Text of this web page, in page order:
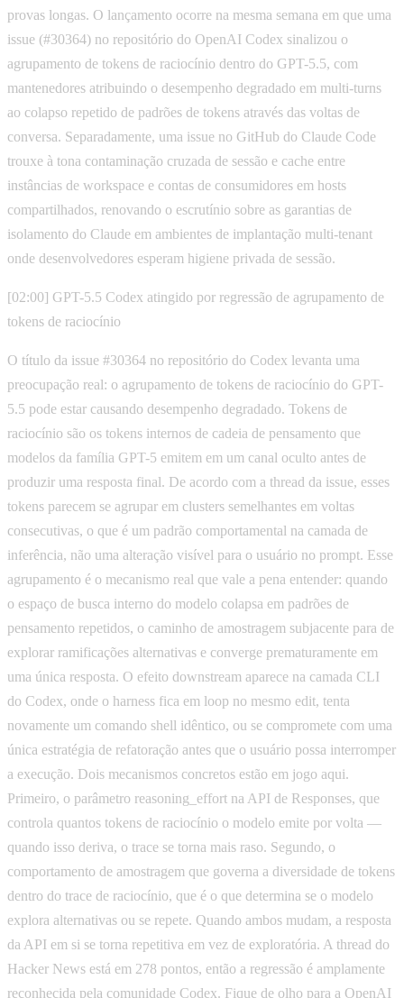
provas longas. O lançamento ocorre na mesma semana em que uma
issue (#30364) no repositório do OpenAI Codex sinalizou o
agrupamento de tokens de raciocínio dentro do GPT-5.5, com
mantenedores atribuindo o desempenho degradado em multi-turns
ao colapso repetido de padrões de tokens através das voltas de
conversa. Separadamente, uma issue no GitHub do Claude Code
trouxe à tona contaminação cruzada de sessão e cache entre
instâncias de workspace e contas de consumidores em hosts
compartilhados, renovando o escrutínio sobre as garantias de
isolamento do Claude em ambientes de implantação multi-tenant
onde desenvolvedores esperam higiene privada de sessão.
[02:00] GPT-5.5 Codex atingido por regressão de agrupamento de
tokens de raciocínio
O título da issue #30364 no repositório do Codex levanta uma
preocupação real: o agrupamento de tokens de raciocínio do GPT-
5.5 pode estar causando desempenho degradado. Tokens de
raciocínio são os tokens internos de cadeia de pensamento que
modelos da família GPT-5 emitem em um canal oculto antes de
produzir uma resposta final. De acordo com a thread da issue, esses
tokens parecem se agrupar em clusters semelhantes em voltas
consecutivas, o que é um padrão comportamental na camada de
inferência, não uma alteração visível para o usuário no prompt. Esse
agrupamento é o mecanismo real que vale a pena entender: quando
o espaço de busca interno do modelo colapsa em padrões de
pensamento repetidos, o caminho de amostragem subjacente para de
explorar ramificações alternativas e converge prematuramente em
uma única resposta. O efeito downstream aparece na camada CLI
do Codex, onde o harness fica em loop no mesmo edit, tenta
novamente um comando shell idêntico, ou se compromete com uma
única estratégia de refatoração antes que o usuário possa interromper
a execução. Dois mecanismos concretos estão em jogo aqui.
Primeiro, o parâmetro reasoning_effort na API de Responses, que
controla quantos tokens de raciocínio o modelo emite por volta —
quando isso deriva, o trace se torna mais raso. Segundo, o
comportamento de amostragem que governa a diversidade de tokens
dentro do trace de raciocínio, que é o que determina se o modelo
explora alternativas ou se repete. Quando ambos mudam, a resposta
da API em si se torna repetitiva em vez de exploratória. A thread do
Hacker News está em 278 pontos, então a regressão é amplamente
reconhecida pela comunidade Codex. Fique de olho para a OpenAI